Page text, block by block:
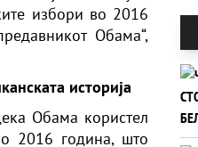
избори во 2016
Обама“,
историја
Обама користел
2016 година, што